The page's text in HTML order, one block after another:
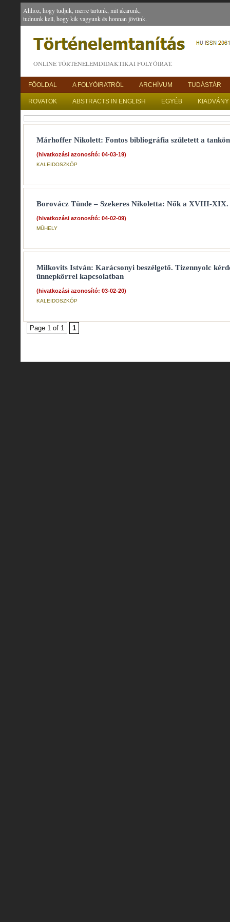
Ahhoz, hogy tudjuk, merre tartunk, mit akarunk,
tudnunk kell, hogy kik vagyunk és honnan jövünk.
ONLINE TÖRTÉNELEMDIDAKTIKAI FOLYÓIRAT.
FŐOLDAL A FOLYÓIRATRÓL ARCHÍVUM TUDÁSTÁR
ROVATOK ABSTRACTS IN ENGLISH EGYÉB
Márhoffer Nikolett: Fontos bibliográfia született a
(hivatkozási azonosító: 04-03-19)
KALEIDOSZKÓP
Borovácz Tünde – Szekeres Nikoletta: Nők a XVIII-
(hivatkozási azonosító: 04-02-09)
MŰHELY
Milkovits István: Karácsonyi beszélgető. Tizennyolc
ünnepkörrel kapcsolatban
(hivatkozási azonosító: 03-02-20)
KALEIDOSZKÓP
Page 1 of 1 1